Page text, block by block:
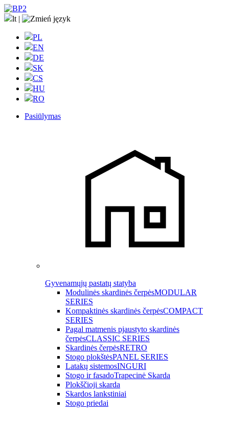
lt |
PL
EN
DE
SK
CS
HU
RO
Pasiūlymas
Gyvenamųjų pastatų statyba
Modulinės skardinės čerpėsMODULAR
SERIES
Kompaktinės skardinės čerpėsCOMPACT
SERIES
Pagal matmenis pjaustyto skardinės
čerpėsCLASSIC SERIES
Skardinės čerpėsRETRO
Stogo plokštėsPANEL SERIES
Latakų sistemosINGURI
Stogo ir fasadoTrapecinė Skarda
Plokščioji skarda
Skardos lankstiniai
Stogo priedai